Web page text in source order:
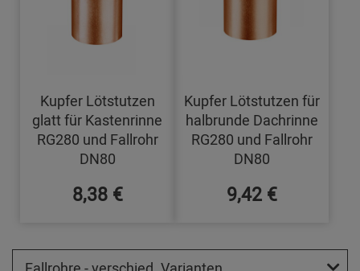
Kupfer Lötstutzen
glatt für Kastenrinne
RG280 und Fallrohr
DN80
8,38 €
Kupfer Lötstutzen für
halbrunde Dachrinne
RG280 und Fallrohr
DN80
9,42 €